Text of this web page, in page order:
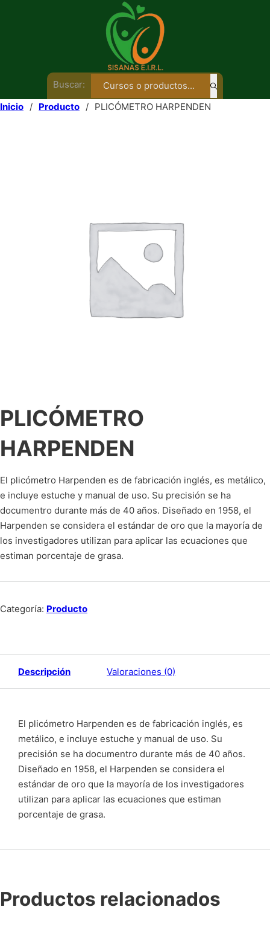
Buscar:
Inicio / Producto / PLICÓMETRO HARPENDEN
PLICÓMETRO
HARPENDEN
El plicómetro Harpenden es de fabricación inglés, es metálico,
e incluye estuche y manual de uso. Su precisión se ha
documentro durante más de 40 años. Diseñado en 1958, el
Harpenden se considera el estándar de oro que la mayoría de
los investigadores utilizan para aplicar las ecuaciones que
estiman porcentaje de grasa.
Categoría: Producto
Descripción Valoraciones (0)
El plicómetro Harpenden es de fabricación inglés, es
metálico, e incluye estuche y manual de uso. Su
precisión se ha documentro durante más de 40 años.
Diseñado en 1958, el Harpenden se considera el
estándar de oro que la mayoría de los investigadores
utilizan para aplicar las ecuaciones que estiman
porcentaje de grasa.
Productos relacionados